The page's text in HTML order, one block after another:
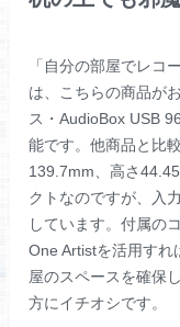
「自分の部屋でレコ
は、こちらの商品が
ス・AudioBox USB
能です。他商品と比
139.7mm、高さ
クトなのですが、入
しています。付属の
One Artistを活用すれ
屋のスペースを確保
方にイチオシです。